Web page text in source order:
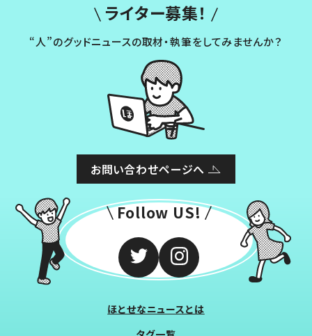
ライター募集！
“人”のグッドニュースの取材・執筆をしてみませんか？
お問い合わせページへ
Follow US!
ほとせなニュースとは